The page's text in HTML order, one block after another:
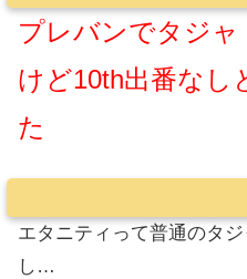
プレバンでタジャ
けど10th出番なし
た
エタニティって普通のタ
し…